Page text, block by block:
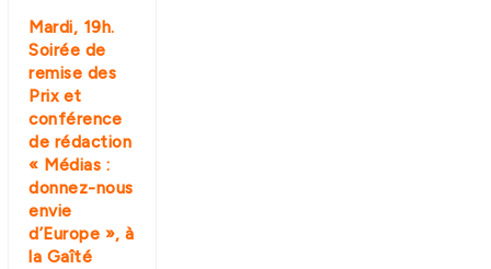
Mardi, 19h.
Soirée de
remise des
Prix et
conférence
de rédaction
« Médias :
donnez-nous
envie
d’Europe », à
la Gaîté